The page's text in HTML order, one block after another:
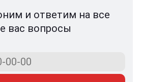
и ответим на все
вас вопросы